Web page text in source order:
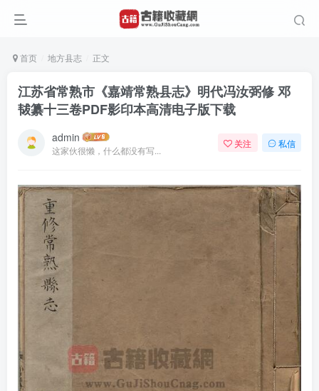
首页 地方县志 正文
江苏省常熟市《嘉靖常熟县志》明代冯汝弼修 邓
韨纂十三卷PDF影印本高清电子版下载
admin
这家伙很懒，什么都没有写...
关注 私信